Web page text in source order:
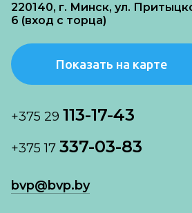
220140, г. Минск, ул.
6 (вход с торца)
Показать на карте
+375 29 113-17-43
+375 17 337-03-83
bvp@bvp.by